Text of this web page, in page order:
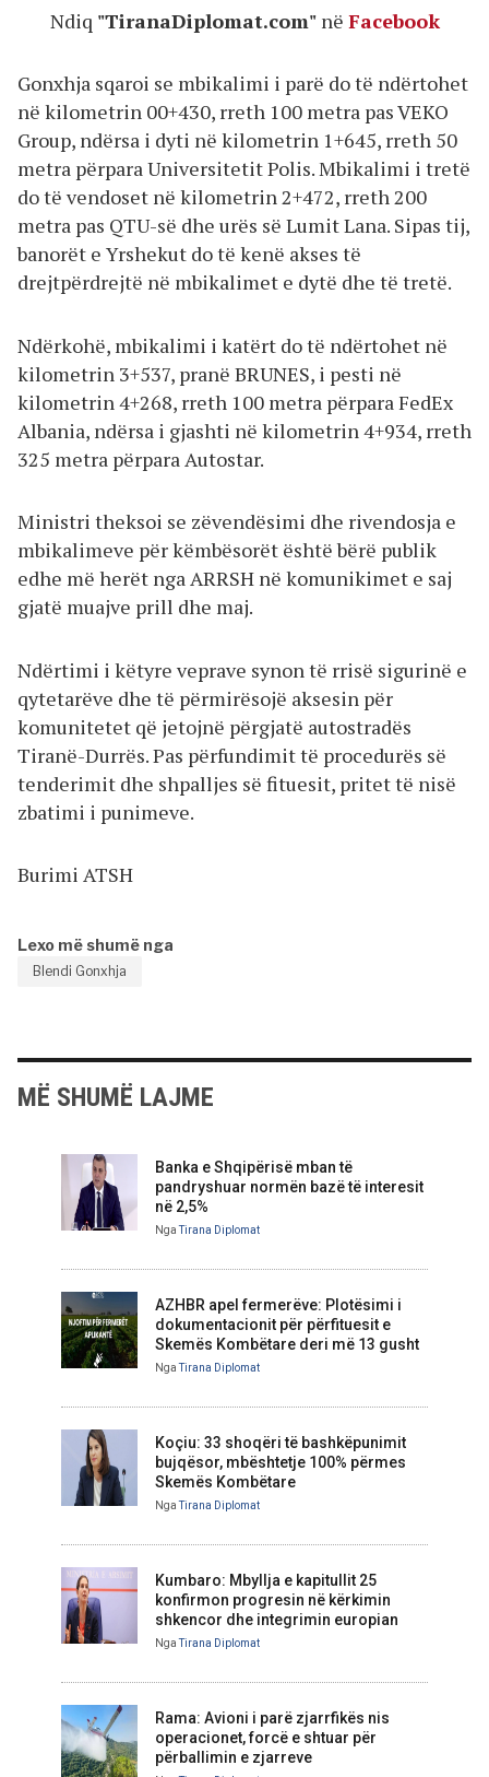
Ndiq "TiranaDiplomat.com" në Facebook
Gonxhja sqaroi se mbikalimi i parë do të ndërtohet
në kilometrin 00+430, rreth 100 metra pas VEKO
Group, ndërsa i dyti në kilometrin 1+645, rreth 50
metra përpara Universitetit Polis. Mbikalimi i tretë
do të vendoset në kilometrin 2+472, rreth 200
metra pas QTU-së dhe urës së Lumit Lana. Sipas tij,
banorët e Yrshekut do të kenë akses të
drejtpërdrejtë në mbikalimet e dytë dhe të tretë.
Ndërkohë, mbikalimi i katërt do të ndërtohet në
kilometrin 3+537, pranë BRUNES, i pesti në
kilometrin 4+268, rreth 100 metra përpara FedEx
Albania, ndërsa i gjashti në kilometrin 4+934, rreth
325 metra përpara Autostar.
Ministri theksoi se zëvendësimi dhe rivendosja e
mbikalimeve për këmbësorët është bërë publik
edhe më herët nga ARRSH në komunikimet e saj
gjatë muajve prill dhe maj.
Ndërtimi i këtyre veprave synon të rrisë sigurinë e
qytetarëve dhe të përmirësojë aksesin për
komunitetet që jetojnë përgjatë autostradës
Tiranë-Durrës. Pas përfundimit të procedurës së
tenderimit dhe shpalljes së fituesit, pritet të nisë
zbatimi i punimeve.
Burimi ATSH
Lexo më shumë nga
Blendi Gonxhja
MË SHUMË LAJME
Banka e Shqipërisë mban të
pandryshuar normën bazë të interesit
në 2,5%
NgaTirana Diplomat
AZHBR apel fermerëve: Plotësimi i
dokumentacionit për përfituesit e
Skemës Kombëtare deri më 13 gusht
NgaTirana Diplomat
Koçiu: 33 shoqëri të bashkëpunimit
bujqësor, mbështetje 100% përmes
Skemës Kombëtare
NgaTirana Diplomat
Kumbaro: Mbyllja e kapitullit 25
konfirmon progresin në kërkimin
shkencor dhe integrimin europian
NgaTirana Diplomat
Rama: Avioni i parë zjarrfikës nis
operacionet, forcë e shtuar për
përballimin e zjarreve